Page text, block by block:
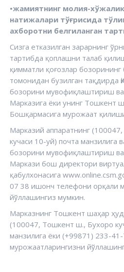
•жамиятнинг молия-
натижалари тўғрисида
ахборотни белгиланган
Сизга етказилган зарарнинг
тартибда қоплашни талаб
қимматли қоғозлар
томонидан бузилган тақдирда
бозорини мувофиқлаштириш
Марказига ёки унинг Тошкент
Бошқармасига мурожаат
Марказий аппаратнинг
кучаси 10-уй) почта манзилига
бозорини мувофиқлаштириш
Маркази бош директори
қабулхонасига
07 38 ишонч телефони орқали
йўллашингиз мумкин.
Марказнинг Тошкент шаҳар
(100047, Тошкент ш., Бухоро
манзилига ёки (+99871) 233-
мурожаатларингизни